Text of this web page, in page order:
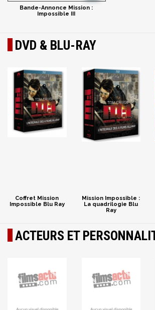
Bande-Annonce Mission :
Impossible III
DVD & BLU-RAY
Coffret Mission
Impossible Blu Ray
Mission Impossible :
La quadrilogie Blu
Ray
ACTEURS ET